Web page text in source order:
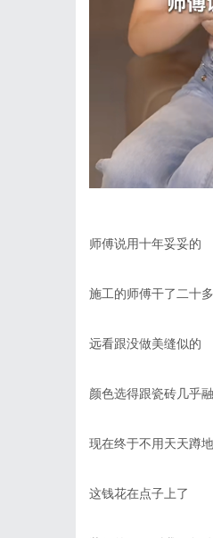
师傅说用十年妥妥的
施工的师傅干了二十
远看跟没做美缝似的
颜色选得跟瓷砖几乎
现在终于不用天天蹲
这钱花在点子上了